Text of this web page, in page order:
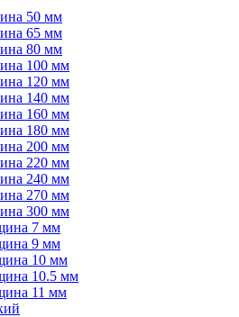
50 мм
65 мм
80 мм
100 мм
120 мм
140 мм
160 мм
180 мм
200 мм
220 мм
240 мм
270 мм
300 мм
7 мм
9 мм
10 мм
10.5 мм
11 мм